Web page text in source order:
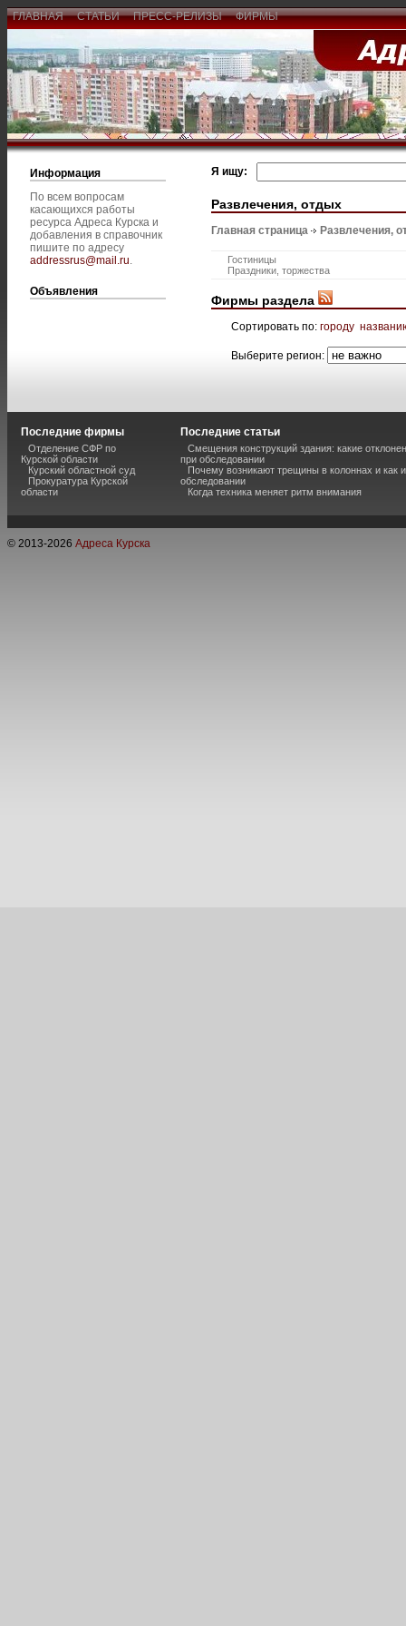
ГЛАВНАЯ СТАТЬИ ПРЕСС-РЕЛИЗЫ ФИРМЫ
Информация
По всем вопросам
касающихся работы
ресурса Адреса Курска и
добавления в справочник
пишите по адресу
addressrus@mail.ru.
Объявления
Я ищу:
Развлечения, отдых
Главная страница Развлечения,
Гостиницы
Праздники, торжества
Фирмы раздела
Сортировать по: городу
Выберите регион:
Последние фирмы
Отделение СФР по
Курской области
Курский областной суд
Прокуратура Курской
области
Последние статьи
Смещения конструкций здания: какие
при обследовании
Почему возникают трещины в колоннах и как
обследовании
Когда техника меняет ритм внимания
© 2013-2026 Адреса Курска